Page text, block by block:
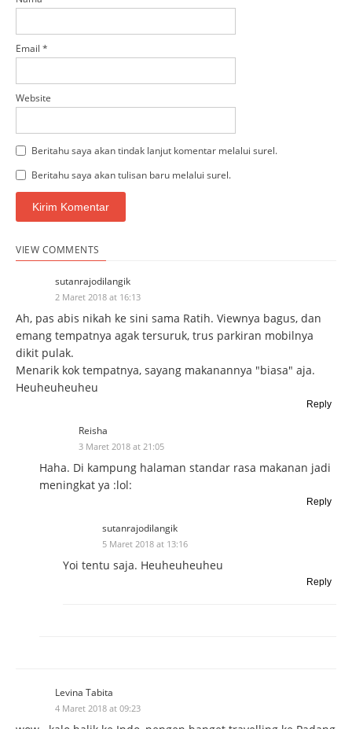
Email *
Website
Beritahu saya akan tindak lanjut komentar melalui surel.
Beritahu saya akan tulisan baru melalui surel.
VIEW COMMENTS
sutanrajodilangik
2 Maret 2018 at 16:13
Ah, pas abis nikah ke sini sama Ratih. Viewnya bagus, dan
emang tempatnya agak tersuruk, trus parkiran mobilnya
dikit pulak.
Menarik kok tempatnya, sayang makanannya "biasa" aja.
Heuheuheuheu
Reply
Reisha
3 Maret 2018 at 21:05
Haha. Di kampung halaman standar rasa makanan jadi
meningkat ya :lol:
Reply
sutanrajodilangik
5 Maret 2018 at 13:16
Yoi tentu saja. Heuheuheuheu
Reply
Levina Tabita
4 Maret 2018 at 09:23